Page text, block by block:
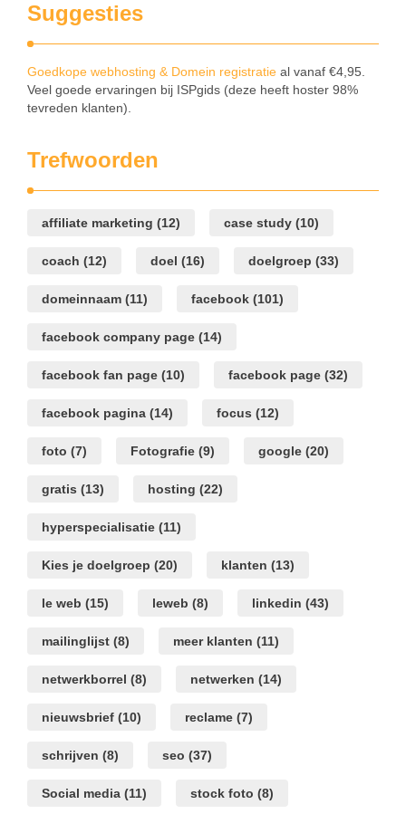
Suggesties
Goedkope webhosting & Domein registratie al vanaf €4,95.
Veel goede ervaringen bij ISPgids (deze heeft hoster 98%
tevreden klanten).
Trefwoorden
affiliate marketing (12) case study (10)
coach (12) doel (16) doelgroep (33)
domeinnaam (11) facebook (101)
facebook company page (14)
facebook fan page (10) facebook page (32)
facebook pagina (14) focus (12)
foto (7) Fotografie (9) google (20)
gratis (13) hosting (22)
hyperspecialisatie (11)
Kies je doelgroep (20) klanten (13)
le web (15) leweb (8) linkedin (43)
mailinglijst (8) meer klanten (11)
netwerkborrel (8) netwerken (14)
nieuwsbrief (10) reclame (7)
schrijven (8) seo (37)
Social media (11) stock foto (8)